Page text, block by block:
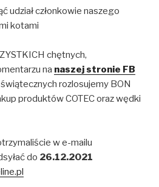
udział członkowie naszego
kotami
chętnych,
na naszej stronie FB
rozlosujemy BON
produktów COTEC oraz wędki
w e-mailu
do 26.12.2021